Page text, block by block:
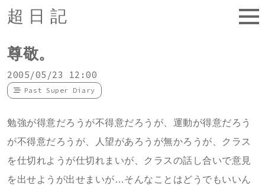
超日記
尊敬。
2005/05/23 12:00
Past Super Diary
勉強が得意だろうが不得意だろうが、運動が得意だろう
が不得意だろうが、人望があろうが無かろうが、クラス
を仕切れようが仕切れまいが、クラスの話し合いで意見
を出せようが出せまいが…そんなことはどうでもいいん